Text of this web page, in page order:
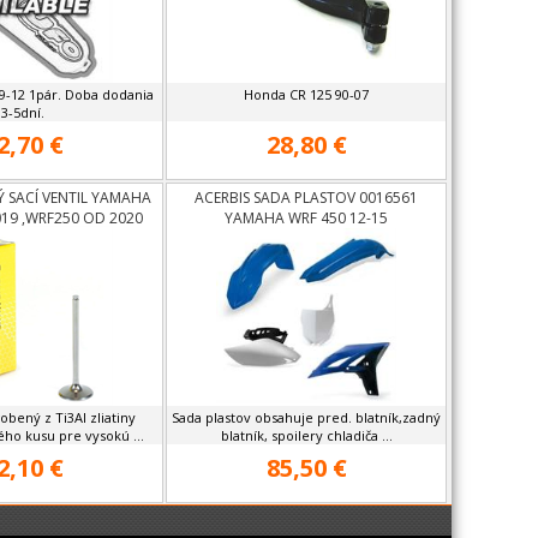
12 1pár. Doba dodania
3-5dní.
€
Honda CR 125 90-07
28,80 €
SACÍ VENTIL YAMAHA
,WRF250 OD 2020
z Ti3Al zliatiny
kusu pre vysokú ...
€
ACERBIS SADA PLASTOV 0016561
YAMAHA WRF 450 12-15
Sada plastov obsahuje pred. blatník,zadný
blatník, spoilery chladiča ...
85,50 €